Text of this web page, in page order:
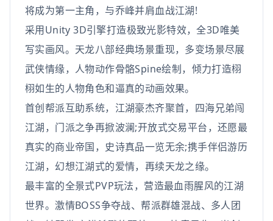
将成为第一主角，与乔峰并肩血战江湖!
采用Unity 3D引擎打造极致光影特效，全3D唯美
写实画风。天龙八部经典场景重现，多变场景尽展
武侠情缘，人物动作骨骼Spine绘制，倾力打造栩
栩如生的人物角色和逼真的动画效果。
首创帮派互助系统，江湖豪杰齐聚首，四海兄弟闯
江湖，门派之争再掀波澜;开放式交易平台，还愿最
真实的商业帝国，史诗真品一览无余;携手伴侣游历
江湖，幻想江湖式的爱情，再续天龙之缘。
最丰富的全景式PVP玩法，营造最血雨腥风的江湖
世界。激情BOSS争夺战、帮派群雄混战、多人团